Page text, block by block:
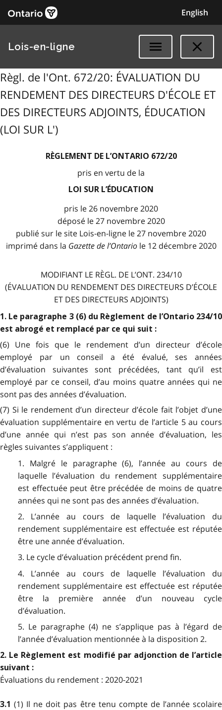
English
Lois-en-ligne
Règl. de l'Ont. 672/20: ÉVALUATION DU
RENDEMENT DES DIRECTEURS D'ÉCOLE ET
DES DIRECTEURS ADJOINTS, ÉDUCATION
(LOI SUR L')
RÈGLEMENT DE L’ONTARIO 672/20
pris en vertu de la
LOI SUR L’ÉDUCATION
pris le 26 novembre 2020
déposé le 27 novembre 2020
publié sur le site Lois-en-ligne le 27 novembre 2020
imprimé dans la Gazette de l’Ontariole 12 décembre 2020
MODIFIANT LE RÈGL. DE L’ONT. 234/10
(ÉVALUATION DU RENDEMENT DES DIRECTEURS D’ÉCOLE
ET DES DIRECTEURS ADJOINTS)
1. Le paragraphe 3 (6) du Règlement de l’Ontario 234/10
est abrogé et remplacé par ce qui suit :
(6) Une fois que le rendement d’un directeur d’école
employé par un conseil a été évalué, ses années
d’évaluation suivantes sont précédées, tant qu’il est
employé par ce conseil, d’au moins quatre années qui ne
sont pas des années d’évaluation.
(7) Si le rendement d’un directeur d’école fait l’objet d’une
évaluation supplémentaire en vertu de l’article 5 au cours
d’une année qui n’est pas son année d’évaluation, les
règles suivantes s’appliquent :
1. Malgré le paragraphe (6), l’année au cours de
laquelle l’évaluation du rendement supplémentaire
est effectuée peut être précédée de moins de quatre
années qui ne sont pas des années d’évaluation.
2. L’année au cours de laquelle l’évaluation du
rendement supplémentaire est effectuée est réputée
être une année d’évaluation.
3. Le cycle d’évaluation précédent prend fin.
4. L’année au cours de laquelle l’évaluation du
rendement supplémentaire est effectuée est réputée
être la première année d’un nouveau cycle
d’évaluation.
5. Le paragraphe (4) ne s’applique pas à l’égard de
l’année d’évaluation mentionnée à la disposition 2.
2. Le Règlement est modifié par adjonction de l’article
suivant :
Évaluations du rendement : 2020-2021
3.1(1) Il ne doit pas être tenu compte de l’année scolaire